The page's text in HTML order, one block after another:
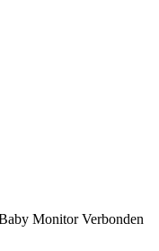
Monitor Verbonden